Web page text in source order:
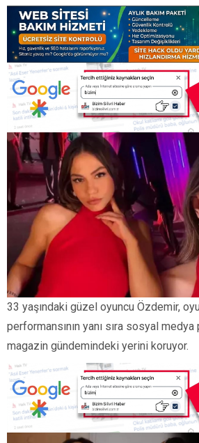
33 yaşındaki güzel oyuncu Özdemir,
performansının yanı sıra sosyal medya
magazin gündemindeki yerini koruyor.